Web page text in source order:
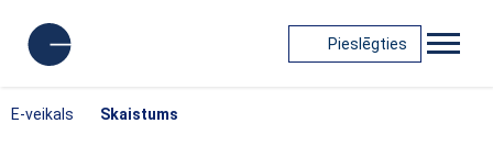
Pieslēgties
E-veikals Skaistums